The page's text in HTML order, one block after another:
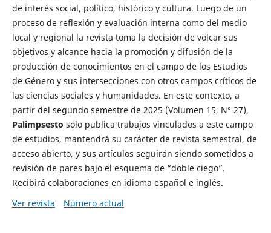
de interés social, político, histórico y cultura. Luego de un
proceso de reflexión y evaluación interna como del medio
local y regional la revista toma la decisión de volcar sus
objetivos y alcance hacia la promoción y difusión de la
producción de conocimientos en el campo de los Estudios
de Género y sus intersecciones con otros campos críticos de
las ciencias sociales y humanidades. En este contexto, a
partir del segundo semestre de 2025 (Volumen 15, N° 27),
Palimpsesto solo publica trabajos vinculados a este campo
de estudios, mantendrá su carácter de revista semestral, de
acceso abierto, y sus artículos seguirán siendo sometidos a
revisión de pares bajo el esquema de “doble ciego”.
Recibirá colaboraciones en idioma español e inglés.
Ver revista
Número actual